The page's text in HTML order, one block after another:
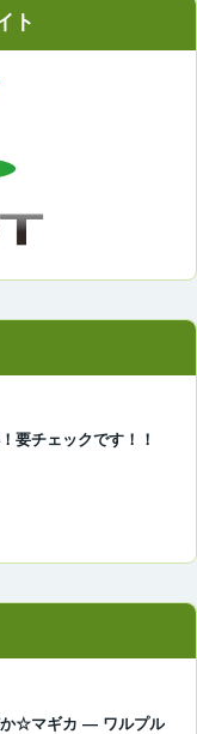
ト
要チェックです！！
か☆マギカ ― ワルプル